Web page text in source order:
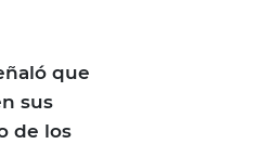
que
sus
de los